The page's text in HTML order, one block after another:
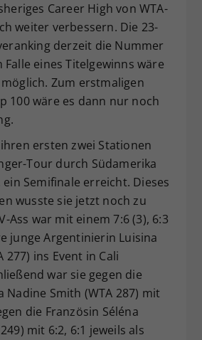
Career High von WTA-
weiter verbessern. Die 23-
derzeit die Nummer
Falle eines Titelgewinns wäre
Zum erstmaligen
100 wäre es dann nur noch
ersten zwei Stationen
Tour durch Südamerika
Semifinale erreicht. Dieses
wusste sie jetzt noch zu
Ass war mit einem 7:6 (3), 6:3
junge Argentinierin Luisina
277) ins Event in Cali
war sie gegen die
Nadine Smith (WTA 287) mit
die Französin Séléna
mit 6:2, 6:1 jeweils als